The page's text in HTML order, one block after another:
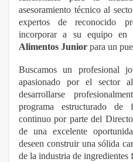
asesoramiento técnico al
expertos de reconocido
incorporar a su equipo en
Alimentos Junior para un
Buscamos un profesional
apasionado por el sector
desarrollarse
programa estructurado
continuo por parte del
de una excelente
deseen construir una sólida
de la industria de ingredientes